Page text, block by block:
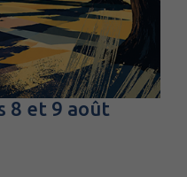
8 et 9 août